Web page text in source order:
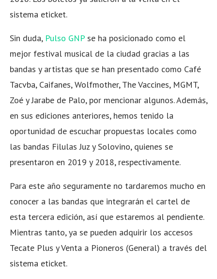
sistema eticket.
Sin duda, Pulso GNP se ha posicionado como el
mejor festival musical de la ciudad gracias a las
bandas y artistas que se han presentado como Café
Tacvba, Caifanes, Wolfmother, The Vaccines, MGMT,
Zoé y Jarabe de Palo, por mencionar algunos. Además,
en sus ediciones anteriores, hemos tenido la
oportunidad de escuchar propuestas locales como
las bandas Filulas Juz y Solovino, quienes se
presentaron en 2019 y 2018, respectivamente.
Para este año seguramente no tardaremos mucho en
conocer a las bandas que integrarán el cartel de
esta tercera edición, así que estaremos al pendiente.
Mientras tanto, ya se pueden adquirir los accesos
Tecate Plus y Venta a Pioneros (General) a través del
sistema eticket.